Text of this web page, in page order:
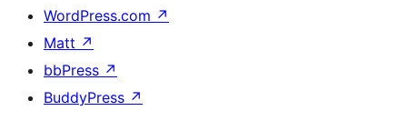
WordPress.com ↗
Matt ↗
bbPress ↗
BuddyPress ↗